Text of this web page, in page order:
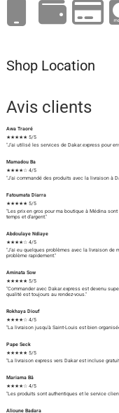
Shop Location
Avis clients
Awa Traoré
★★★★★ 5/5
"J'ai utilisé les services de Dakar.express pour
Mamadou Ba
★★★★☆ 4/5
"J'ai commandé des produits avec la livraison à
Fatoumata Diarra
★★★★★ 5/5
"Les prix en gros pour ma boutique à Médina
temps et d'argent."
Abdoulaye Ndiaye
★★★★☆ 4/5
"J'ai eu quelques problèmes avec la livraison de
problème rapidement."
Aminata Sow
★★★★★ 5/5
"Commander avec Dakar.express est devenu
qualité est toujours au rendez-vous."
Rokhaya Diouf
★★★★☆ 4/5
"La livraison jusqu'à Saint-Louis est bien
Pape Seck
★★★★★ 5/5
"La livraison express vers Dakar est incluse
Mariama Bâ
★★★★☆ 4/5
"Les produits sont authentiques et le service
Alioune Badara